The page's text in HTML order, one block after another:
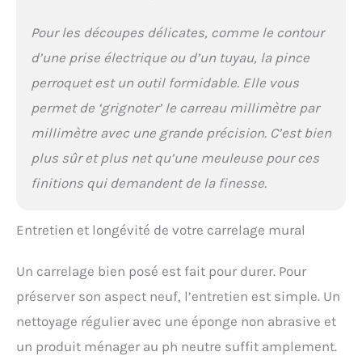
Pour les découpes délicates, comme le contour
d’une prise électrique ou d’un tuyau, la pince
perroquet est un outil formidable. Elle vous
permet de ‘grignoter’ le carreau millimètre par
millimètre avec une grande précision. C’est bien
plus sûr et plus net qu’une meuleuse pour ces
finitions qui demandent de la finesse.
Entretien et longévité de votre carrelage mural
Un carrelage bien posé est fait pour durer. Pour
préserver son aspect neuf, l’entretien est simple. Un
nettoyage régulier avec une éponge non abrasive et
un produit ménager au ph neutre suffit amplement.